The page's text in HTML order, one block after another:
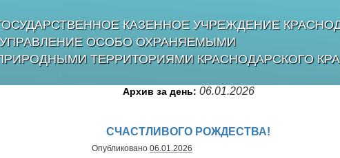
КАЗЕННОЕ УЧРЕЖДЕНИЕ
ОСОБО ОХРАНЯЕМЫМИ
ТЕРРИТОРИЯМИ КРАСНОДАРСКОГО
Архив за день: 06.01.2026
СЧАСТЛИВОГО РОЖДЕСТВА!
Опубликовано 06.01.2026